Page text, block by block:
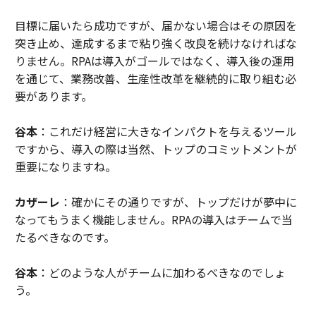
目標に届いたら成功ですが、届かない場合はその原因を
突き止め、達成するまで粘り強く改良を続けなければな
りません。RPAは導入がゴールではなく、導入後の運用
を通じて、業務改善、生産性改革を継続的に取り組む必
要があります。
谷本：これだけ経営に大きなインパクトを与えるツール
ですから、導入の際は当然、トップのコミットメントが
重要になりますね。
カザーレ ：確かにその通りですが、トップだけが夢中に
なってもうまく機能しません。RPAの導入はチームで当
たるべきなのです。
谷本：どのような人がチームに加わるべきなのでしょ
う。